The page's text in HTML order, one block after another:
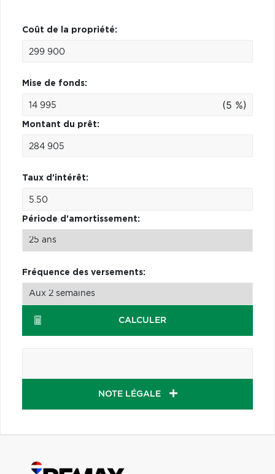
Coût de la propriété:
Mise de fonds:
(5 %)
Montant du prêt:
Taux d'intérêt:
Période d'amortissement:
Fréquence des versements:
CALCULER
NOTE LÉGALE